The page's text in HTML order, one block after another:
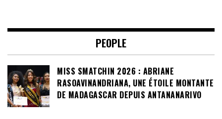
PEOPLE
MISS SMATCHIN 2026 : ABRIANE
RASOAVINANDRIANA, UNE ÉTOILE MONTANTE
DE MADAGASCAR DEPUIS ANTANANARIVO